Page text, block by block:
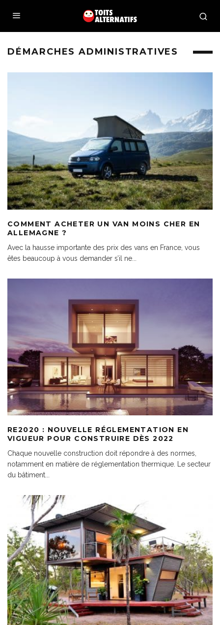
DÉMARCHES ADMINISTRATIVES
COMMENT ACHETER UN VAN MOINS CHER EN
ALLEMAGNE ?
Avec la hausse importante des prix des vans en France, vous
êtes beaucoup à vous demander s’il ne
RE2020 : NOUVELLE RÉGLEMENTATION EN
VIGUEUR POUR CONSTRUIRE DÈS 2022
Chaque nouvelle construction doit répondre à des normes,
notamment en matière de réglementation thermique. Le secteur
du bâtiment...